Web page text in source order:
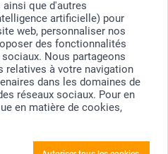
que d'autres
artificielle) pour
web, personnaliser nos
des fonctionnalités
Nous partageons
relatives à votre navigation
dans les domaines de
réseaux sociaux. Pour en
en matière de cookies,
160, 9230 Wetteren, Belgique
TVA incluse et hors frais de port.